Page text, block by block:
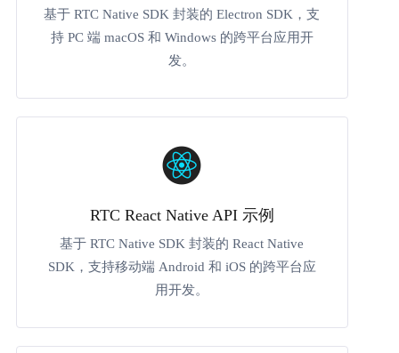
基于 RTC Native SDK 封装的 Electron SDK，支
持 PC 端 macOS 和 Windows 的跨平台应用开
发。
RTC React Native API 示例
基于 RTC Native SDK 封装的 React Native
SDK，支持移动端 Android 和 iOS 的跨平台应
用开发。